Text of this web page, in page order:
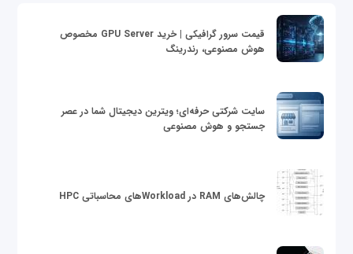
قیمت سرور گرافیکی | خرید GPU Server مخصوص
هوش مصنوعی، رندرینگ
سایت شرکتی حرفه‌ای؛ ویترین دیجیتال شما در عصر
جستجو و هوش مصنوعی
چالش‌های RAM در Workloadهای محاسباتی HPC